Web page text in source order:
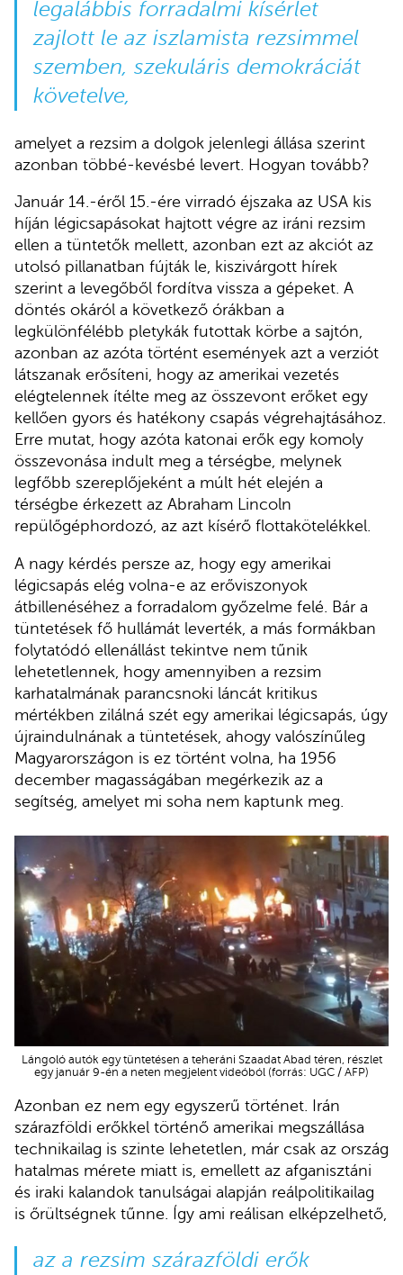
legalábbis forradalmi kísérlet
zajlott le az iszlamista rezsimmel
szemben, szekuláris demokráciát
követelve,
amelyet a rezsim a dolgok jelenlegi állása szerint
azonban többé-kevésbé levert. Hogyan tovább?
Január 14.-éről 15.-ére virradó éjszaka az USA kis
híján légicsapásokat hajtott végre az iráni rezsim
ellen a tüntetők mellett, azonban ezt az akciót az
utolsó pillanatban fújták le, kiszivárgott hírek
szerint a levegőből fordítva vissza a gépeket. A
döntés okáról a következő órákban a
legkülönfélébb pletykák futottak körbe a sajtón,
azonban az azóta történt események azt a verziót
látszanak erősíteni, hogy az amerikai vezetés
elégtelennek ítélte meg az összevont erőket egy
kellően gyors és hatékony csapás végrehajtásához.
Erre mutat, hogy azóta katonai erők egy komoly
összevonása indult meg a térségbe, melynek
legfőbb szereplőjeként a múlt hét elején a
térségbe érkezett az Abraham Lincoln
repülőgéphordozó, az azt kísérő flottakötelékkel.
A nagy kérdés persze az, hogy egy amerikai
légicsapás elég volna-e az erőviszonyok
átbillenéséhez a forradalom győzelme felé. Bár a
tüntetések fő hullámát leverték, a más formákban
folytatódó ellenállást tekintve nem tűnik
lehetetlennek, hogy amennyiben a rezsim
karhatalmának parancsnoki láncát kritikus
mértékben zilálná szét egy amerikai légicsapás, úgy
újraindulnának a tüntetések, ahogy valószínűleg
Magyarországon is ez történt volna, ha 1956
december magasságában megérkezik az a
segítség, amelyet mi soha nem kaptunk meg.
Lángoló autók egy tüntetésen a teheráni Szaadat Abad téren, részlet
egy január 9-én a neten megjelent videóból (forrás: UGC / AFP)
Azonban ez nem egy egyszerű történet. Irán
szárazföldi erőkkel történő amerikai megszállása
technikailag is szinte lehetetlen, már csak az ország
hatalmas mérete miatt is, emellett az afganisztáni
és iraki kalandok tanulságai alapján reálpolitikailag
is őrültségnek tűnne. Így ami reálisan elképzelhető,
az a rezsim szárazföldi erők